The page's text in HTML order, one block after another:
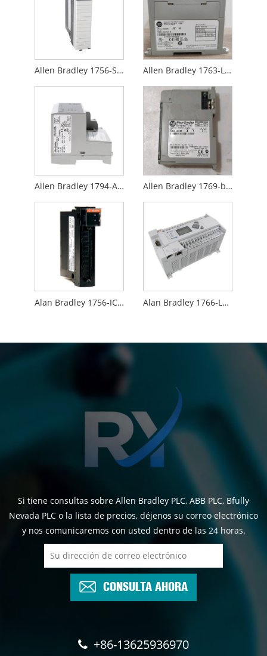
Allen Bradley 1756-Sincronización Allen Bradley 1763-L16AWA
Allen Bradley 1794-AENT Allen Bradley 1769-brazo
Alan Bradley 1756-IC16 Alan Bradley 1766-L32BXBA
Si tiene consultas sobre Allen Bradley PLC, ABB PLC, Bfully
Nevada PLC o la lista de precios, déjenos su correo electrónico
y nos comunicaremos con usted dentro de las 24 horas.
CONSULTA AHORA
+86-13625936970